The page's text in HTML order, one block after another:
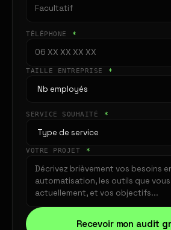
TÉLÉPHONE *
TAILLE ENTREPRISE *
SERVICE SOUHAITÉ *
VOTRE PROJET *
Recevoir mon audit